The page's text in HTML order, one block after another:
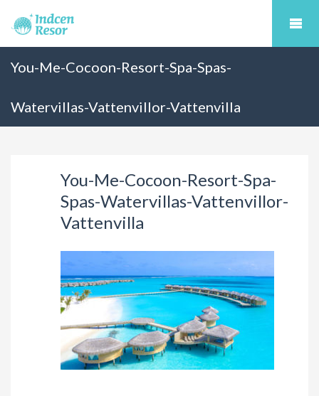
You-Me-Cocoon-Resort-Spa-Spas-
Watervillas-Vattenvillor-Vattenvilla
You-Me-Cocoon-Resort-Spa-
Spas-Watervillas-Vattenvillor-
Vattenvilla